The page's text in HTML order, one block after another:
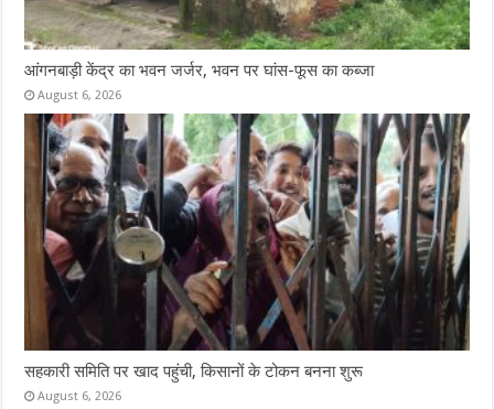
आंगनबाड़ी केंद्र का भवन जर्जर, भवन पर घांस-फूस का कब्जा
August 6, 2026
सहकारी समिति पर खाद पहुंची, किसानों के टोकन बनना शुरू
August 6, 2026